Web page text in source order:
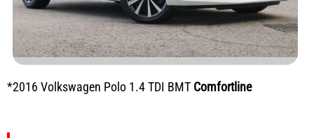
*2016 Volkswagen Polo 1.4 TDI BMT Comfortline